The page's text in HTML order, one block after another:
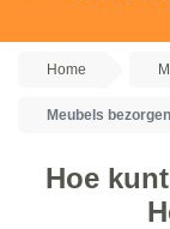
Home
Meubels
Hoe